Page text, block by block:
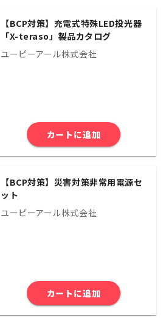
【BCP対策】充電式特殊LED投光器
「X-teraso」製品カタログ
ユーピーアール株式会社
カートに追加
【BCP対策】災害対策非常用電源セ
ット
ユーピーアール株式会社
カートに追加